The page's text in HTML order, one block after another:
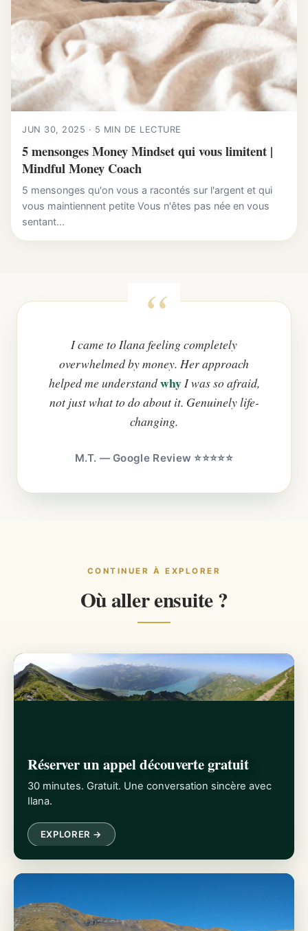
JUN 30, 2025 · 5 MIN DE LECTURE
5 mensonges Money Mindset qui vous limitent |
Mindful Money Coach
5 mensonges qu'on vous a racontés sur l'argent et qui
vous maintiennent petite Vous n'êtes pas née en vous
sentant...
I came to Ilana feeling completely
overwhelmed by money. Her approach
helped me understandwhyI was so afraid,
not just what to do about it. Genuinely life-
changing.
M.T. — Google Review ⭐⭐⭐⭐⭐
CONTINUER À EXPLORER
Où aller ensuite ?
Réserver un appel découverte gratuit
30 minutes. Gratuit. Une conversation sincère avec
Ilana.
EXPLORER →